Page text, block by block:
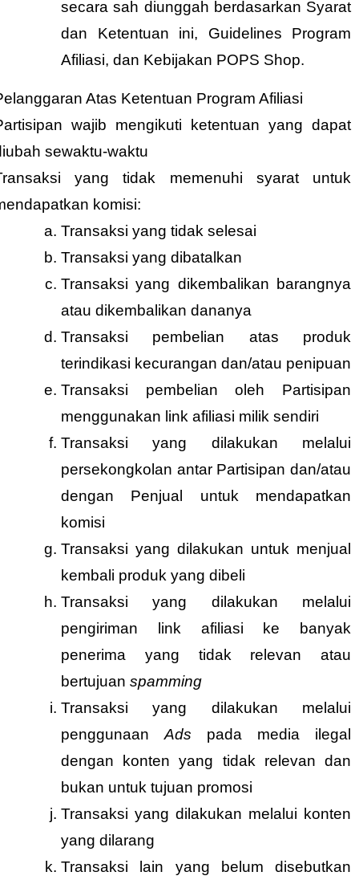
secara sah diunggah berdasarkan Syarat
dan Ketentuan ini, Guidelines Program
Afiliasi, dan Kebijakan POPS Shop.
Atas Ketentuan Program Afiliasi
wajib mengikuti ketentuan yang dapat
sewaktu-waktu
yang tidak memenuhi syarat untuk
komisi:
Transaksi yang tidak selesai
Transaksi yang dibatalkan
Transaksi yang dikembalikan barangnya
atau dikembalikan dananya
Transaksi pembelian atas produk
terindikasi kecurangan dan/atau penipuan
Transaksi pembelian oleh Partisipan
menggunakan link afiliasi milik sendiri
Transaksi yang dilakukan melalui
persekongkolan antar Partisipan dan/atau
dengan Penjual untuk mendapatkan
komisi
Transaksi yang dilakukan untuk menjual
kembali produk yang dibeli
Transaksi yang dilakukan melalui
pengiriman link afiliasi ke banyak
penerima yang tidak relevan atau
bertujuan spamming
Transaksi yang dilakukan melalui
penggunaanAds pada media ilegal
dengan konten yang tidak relevan dan
bukan untuk tujuan promosi
Transaksi yang dilakukan melalui konten
yang dilarang
Transaksi lain yang belum disebutkan